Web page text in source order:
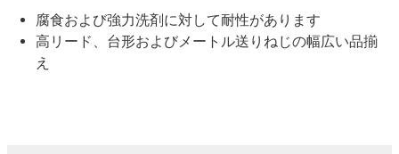
腐食および強力洗剤に対して耐性があります
高リード、台形およびメートル送りねじの幅広い品揃
え